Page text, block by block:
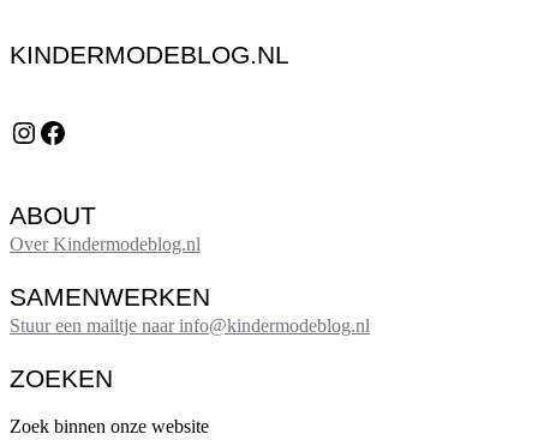
KINDERMODEBLOG.NL
Instagram Facebook
ABOUT
Over Kindermodeblog.nl
SAMENWERKEN
Stuur een mailtje naar info@kindermodeblog.nl
ZOEKEN
Zoek binnen onze website